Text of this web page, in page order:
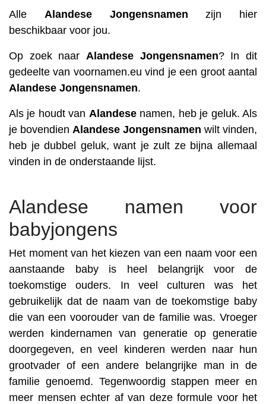
Alle Alandese Jongensnamen zijn hier
beschikbaar voor jou.
Op zoek naar Alandese Jongensnamen? In dit
gedeelte van voornamen.eu vind je een groot aantal
Alandese Jongensnamen.
Als je houdt van Alandesenamen, heb je geluk. Als
je bovendien Alandese Jongensnamen wilt vinden,
heb je dubbel geluk, want je zult ze bijna allemaal
vinden in de onderstaande lijst.
Alandese namen voor
babyjongens
Het moment van het kiezen van een naam voor een
aanstaande baby is heel belangrijk voor de
toekomstige ouders. In veel culturen was het
gebruikelijk dat de naam van de toekomstige baby
die van een voorouder van de familie was. Vroeger
werden kindernamen van generatie op generatie
doorgegeven, en veel kinderen werden naar hun
grootvader of een andere belangrijke man in de
familie genoemd. Tegenwoordig stappen meer en
meer mensen echter af van deze formule voor het